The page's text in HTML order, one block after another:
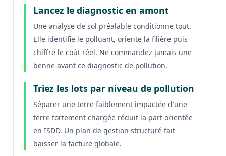
Lancez le diagnostic en amont
Une analyse de sol préalable conditionne tout.
Elle identifie le polluant, oriente la filière puis
chiffre le coût réel. Ne commandez jamais une
benne avant ce diagnostic de pollution.
Triez les lots par niveau de pollution
Séparer une terre faiblement impactée d'une
terre fortement chargée réduit la part orientée
en ISDD. Un plan de gestion structuré fait
baisser la facture globale.